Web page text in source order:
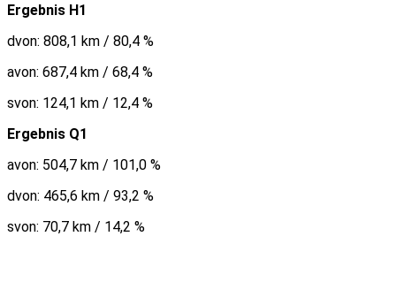
Ergebnis H1
dvon: 808,1 km / 80,4 %
avon: 687,4 km / 68,4 %
svon: 124,1 km / 12,4 %
Ergebnis Q1
avon: 504,7 km / 101,0 %
dvon: 465,6 km / 93,2 %
svon: 70,7 km / 14,2 %